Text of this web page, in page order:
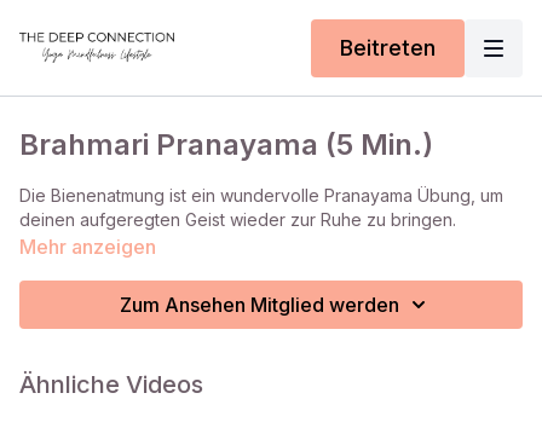
Beitreten
Brahmari Pranayama (5 Min.)
Die Bienenatmung ist ein wundervolle Pranayama Übung, um
deinen aufgeregten Geist wieder zur Ruhe zu bringen.
Mehr anzeigen
Zum Ansehen Mitglied werden
Ähnliche Videos